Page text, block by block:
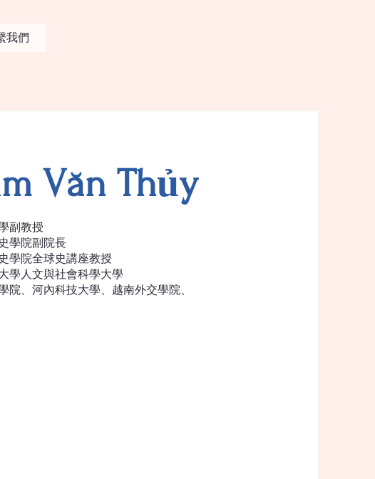
我們
Văn Thủy
副教授
學院副院長
學院全球史講座教授
學人文與社會科學大學
、河內科技大學、越南外交學院、